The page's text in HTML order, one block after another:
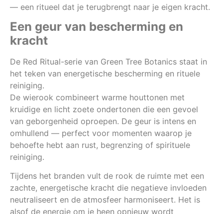
— een ritueel dat je terugbrengt naar je eigen kracht.
Een geur van bescherming en
kracht
De Red Ritual-serie van Green Tree Botanics staat in
het teken van energetische bescherming en rituele
reiniging.
De wierook combineert warme houttonen met
kruidige en licht zoete ondertonen die een gevoel
van geborgenheid oproepen. De geur is intens en
omhullend — perfect voor momenten waarop je
behoefte hebt aan rust, begrenzing of spirituele
reiniging.
Tijdens het branden vult de rook de ruimte met een
zachte, energetische kracht die negatieve invloeden
neutraliseert en de atmosfeer harmoniseert. Het is
alsof de energie om je heen opnieuw wordt